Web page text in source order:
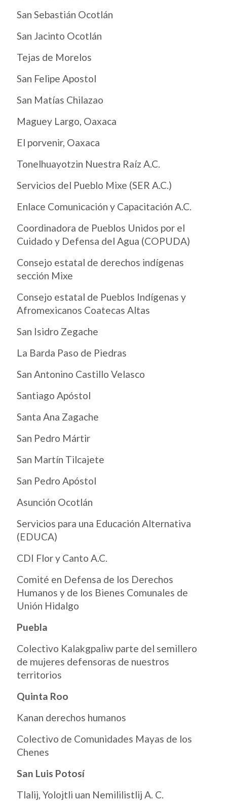
San Sebastián Ocotlán
San Jacinto Ocotlán
Tejas de Morelos
San Felipe Apostol
San Matías Chilazao
Maguey Largo, Oaxaca
El porvenir, Oaxaca
Tonelhuayotzin Nuestra Raíz A.C.
Servicios del Pueblo Mixe (SER A.C.)
Enlace Comunicación y Capacitación A.C.
Coordinadora de Pueblos Unidos por el
Cuidado y Defensa del Agua (COPUDA)
Consejo estatal de derechos indígenas
sección Mixe
Consejo estatal de Pueblos Indígenas y
Afromexicanos Coatecas Altas
San Isidro Zegache
La Barda Paso de Piedras
San Antonino Castillo Velasco
Santiago Apóstol
Santa Ana Zagache
San Pedro Mártir
San Martín Tilcajete
San Pedro Apóstol
Asunción Ocotlán
Servicios para una Educación Alternativa
(EDUCA)
CDI Flor y Canto A.C.
Comité en Defensa de los Derechos
Humanos y de los Bienes Comunales de
Unión Hidalgo
Puebla
Colectivo Kalakgpaliw parte del semillero
de mujeres defensoras de nuestros
territorios
Quinta Roo
Kanan derechos humanos
Colectivo de Comunidades Mayas de los
Chenes
San Luis Potosí
Tlalij, Yolojtli uan Nemililistlij A. C.